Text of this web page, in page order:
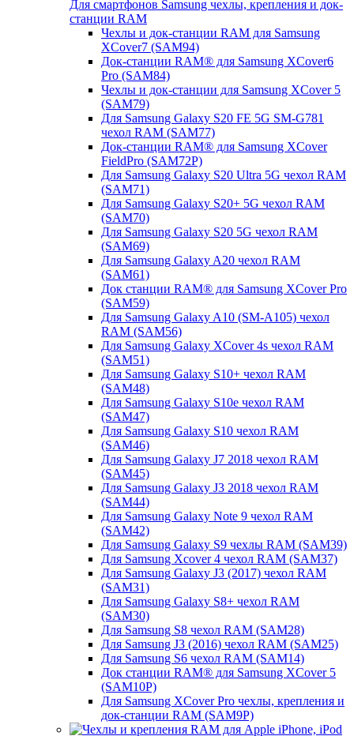
Для смартфонов Samsung чехлы, крепления и док-
станции RAM
Чехлы и док-станции RAM для Samsung
XCover7 (SAM94)
Док-станции RAM® для Samsung XCover6
Pro (SAM84)
Чехлы и док-станции для Samsung XCover 5
(SAM79)
Для Samsung Galaxy S20 FE 5G SM-G781
чехол RAM (SAM77)
Док-станции RAM® для Samsung XCover
FieldPro (SAM72P)
Для Samsung Galaxy S20 Ultra 5G чехол RAM
(SAM71)
Для Samsung Galaxy S20+ 5G чехол RAM
(SAM70)
Для Samsung Galaxy S20 5G чехол RAM
(SAM69)
Для Samsung Galaxy A20 чехол RAM
(SAM61)
Док станции RAM® для Samsung XCover Pro
(SAM59)
Для Samsung Galaxy A10 (SM-A105) чехол
RAM (SAM56)
Для Samsung Galaxy XCover 4s чехол RAM
(SAM51)
Для Samsung Galaxy S10+ чехол RAM
(SAM48)
Для Samsung Galaxy S10e чехол RAM
(SAM47)
Для Samsung Galaxy S10 чехол RAM
(SAM46)
Для Samsung Galaxy J7 2018 чехол RAM
(SAM45)
Для Samsung Galaxy J3 2018 чехол RAM
(SAM44)
Для Samsung Galaxy Note 9 чехол RAM
(SAM42)
Для Samsung Galaxy S9 чехлы RAM (SAM39)
Для Samsung Xcover 4 чехол RAM (SAM37)
Для Samsung Galaxy J3 (2017) чехол RAM
(SAM31)
Для Samsung Galaxy S8+ чехол RAM
(SAM30)
Для Samsung S8 чехол RAM (SAM28)
Для Samsung J3 (2016) чехол RAM (SAM25)
Для Samsung S6 чехол RAM (SAM14)
Док станции RAM® для Samsung XCover 5
(SAM10P)
Для Samsung XCover Pro чехлы, крепления и
док-станции RAM (SAM9P)